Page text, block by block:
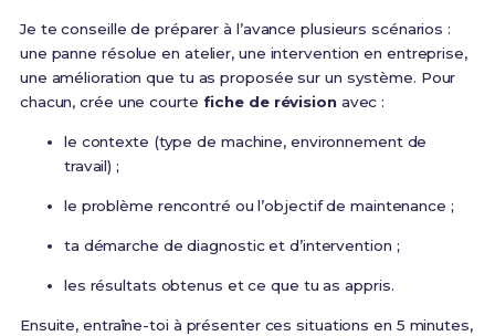
Je te conseille de préparer à l’avance plusieurs scénarios :
une panne résolue en atelier, une intervention en entreprise,
une amélioration que tu as proposée sur un système. Pour
chacun, crée une courte fiche de révisionavec :
le contexte (type de machine, environnement de
travail) ;
le problème rencontré ou l’objectif de maintenance ;
ta démarche de diagnostic et d’intervention ;
les résultats obtenus et ce que tu as appris.
Ensuite, entraîne-toi à présenter ces situations en 5 minutes,